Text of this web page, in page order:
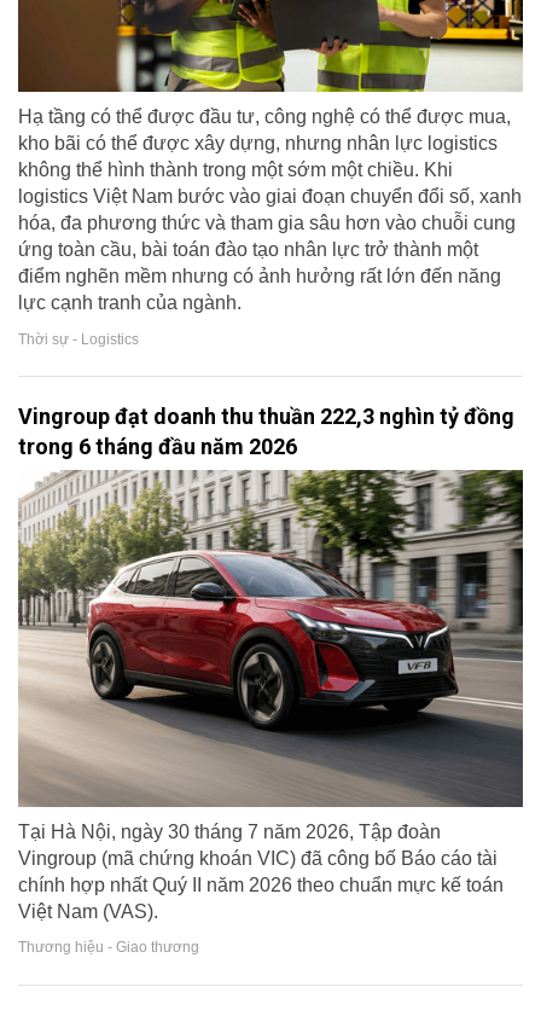
Hạ tầng có thể được đầu tư, công nghệ có thể được mua,
kho bãi có thể được xây dựng, nhưng nhân lực logistics
không thể hình thành trong một sớm một chiều. Khi
logistics Việt Nam bước vào giai đoạn chuyển đổi số, xanh
hóa, đa phương thức và tham gia sâu hơn vào chuỗi cung
ứng toàn cầu, bài toán đào tạo nhân lực trở thành một
điểm nghẽn mềm nhưng có ảnh hưởng rất lớn đến năng
lực cạnh tranh của ngành.
Thời sự - Logistics
Vingroup đạt doanh thu thuần 222,3 nghìn tỷ đồng
trong 6 tháng đầu năm 2026
Tại Hà Nội, ngày 30 tháng 7 năm 2026, Tập đoàn
Vingroup (mã chứng khoán VIC) đã công bố Báo cáo tài
chính hợp nhất Quý II năm 2026 theo chuẩn mực kế toán
Việt Nam (VAS).
Thương hiệu - Giao thương